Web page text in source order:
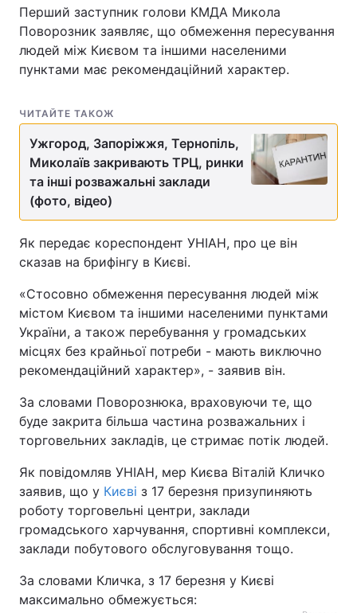
Перший заступник голови КМДА Микола
Поворозник заявляє, що обмеження пересування
людей між Києвом та іншими населеними
пунктами має рекомендаційний характер.
ЧИТАЙТЕ ТАКОЖ
Ужгород, Запоріжжя, Тернопіль,
Миколаїв закривають ТРЦ, ринки
та інші розважальні заклади
(фото, відео)
Як передає кореспондент УНІАН, про це він
сказав на брифінгу в Києві.
«Стосовно обмеження пересування людей між
містом Києвом та іншими населеними пунктами
України, а також перебування у громадських
місцях без крайньої потреби - мають виключно
рекомендаційний характер», - заявив він.
За словами Поворознюка, враховуючи те, що
буде закрита більша частина розважальних і
торговельних закладів, це стримає потік людей.
Як повідомляв УНІАН, мер Києва Віталій Кличко
заявив, що у Києві з 17 березня призупиняють
роботу торговельні центри, заклади
громадського харчування, спортивні комплекси,
заклади побутового обслуговування тощо.
За словами Кличка, з 17 березня у Києві
максимально обмежується: